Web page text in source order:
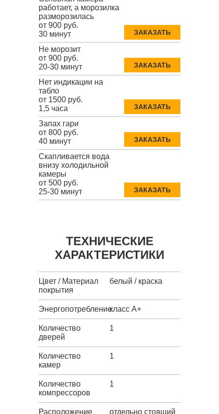
работает, а морозилка
разморозилась
от 900 руб.
30 минут
ЗАКАЗАТЬ
Не морозит
от 900 руб.
20-30 минут
ЗАКАЗАТЬ
Нет индикации на
табло
от 1500 руб.
1,5 часа
ЗАКАЗАТЬ
Запах гари
от 800 руб.
40 минут
ЗАКАЗАТЬ
Скапливается вода
внизу холодильной
камеры
от 500 руб.
25-30 минут
ЗАКАЗАТЬ
ТЕХНИЧЕСКИЕ
ХАРАКТЕРИСТИКИ
Цвет / Материал
покрытия
белый / краска
Энергопотреблениекласс A+
Количество
дверей
1
Количество
камер
1
Количество
компрессоров
1
Расположение отдельно стоящий